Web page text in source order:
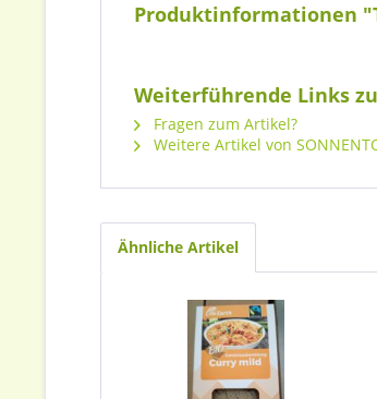
Produktinformationen
Weiterführende Links
Fragen zum Artikel?
Weitere Artikel von
Ähnliche Artikel